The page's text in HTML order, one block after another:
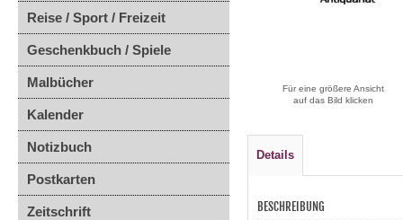
Reise / Sport / Freizeit
Geschenkbuch / Spiele
Malbücher
Kalender
Notizbuch
Postkarten
Zeitschrift
Für eine größere Ansicht
auf das Bild klicken
Details
BESCHREIBUNG